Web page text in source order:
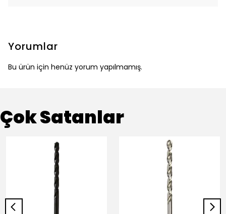
Yorumlar
Bu ürün için henüz yorum yapılmamış.
Çok Satanlar